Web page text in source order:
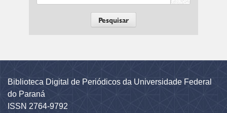
Biblioteca Digital de Periódicos da Universidade Federal
do Paraná
ISSN 2764-9792